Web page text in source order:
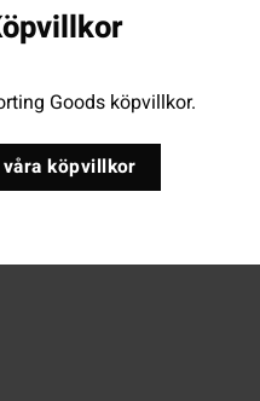
Goods köpvillkor.
våra köpvillkor